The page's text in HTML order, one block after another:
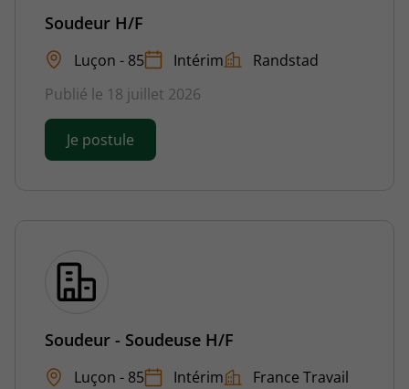
Soudeur H/F
Luçon - 85 Intérim
Randstad
Publié le 18 juillet 2026
Je postule
Soudeur - Soudeuse H/F
Luçon - 85 Intérim
France Travail